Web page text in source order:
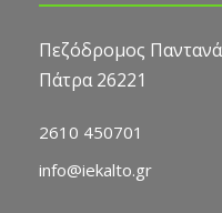
Πεζόδρομος
Πάτρα 26221
2610 450701
info@iekalto.gr